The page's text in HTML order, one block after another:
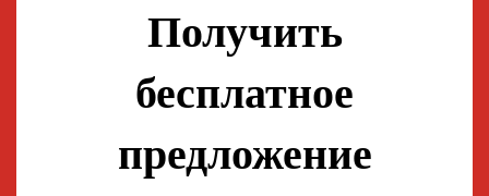
Получить
бесплатное
предложение